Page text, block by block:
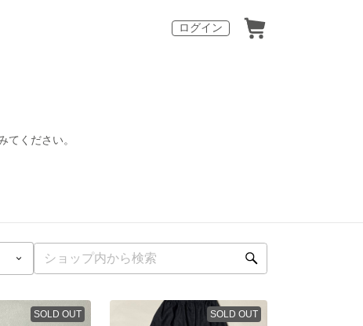
ログイン
ください。
SOLD OUT SOLD OUT